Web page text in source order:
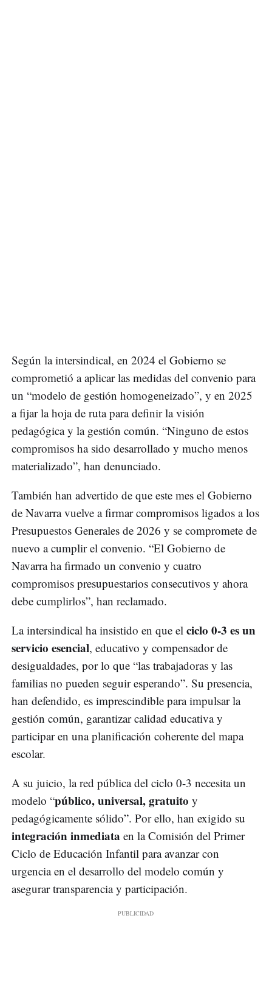
Según la intersindical, en 2024 el Gobierno se
comprometió a aplicar las medidas del convenio para
un “modelo de gestión homogeneizado”, y en 2025
a fijar la hoja de ruta para definir la visión
pedagógica y la gestión común. “Ninguno de estos
compromisos ha sido desarrollado y mucho menos
materializado”, han denunciado.
También han advertido de que este mes el Gobierno
de Navarra vuelve a firmar compromisos ligados a los
Presupuestos Generales de 2026 y se compromete de
nuevo a cumplir el convenio. “El Gobierno de
Navarra ha firmado un convenio y cuatro
compromisos presupuestarios consecutivos y ahora
debe cumplirlos”, han reclamado.
La intersindical ha insistido en que el ciclo 0-3 es un
servicio esencial, educativo y compensador de
desigualdades, por lo que “las trabajadoras y las
familias no pueden seguir esperando”. Su presencia,
han defendido, es imprescindible para impulsar la
gestión común, garantizar calidad educativa y
participar en una planificación coherente del mapa
escolar.
A su juicio, la red pública del ciclo 0-3 necesita un
modelo “público, universal, gratuito y
pedagógicamente sólido”. Por ello, han exigido su
integración inmediata en la Comisión del Primer
Ciclo de Educación Infantil para avanzar con
urgencia en el desarrollo del modelo común y
asegurar transparencia y participación.